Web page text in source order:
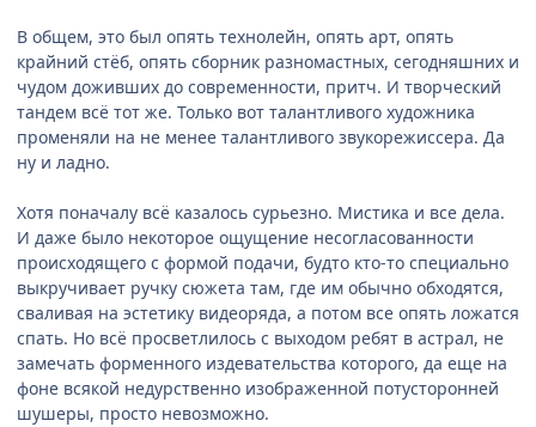
В общем, это был опять технолейн, опять арт, опять
крайний стёб, опять сборник разномастных, сегодняшних и
чудом доживших до современности, притч. И творческий
тандем всё тот же. Только вот талантливого художника
променяли на не менее талантливого звукорежиссера. Да
ну и ладно.
Хотя поначалу всё казалось сурьезно. Мистика и все дела.
И даже было некоторое ощущение несогласованности
происходящего с формой подачи, будто кто-то специально
выкручивает ручку сюжета там, где им обычно обходятся,
сваливая на эстетику видеоряда, а потом все опять ложатся
спать. Но всё просветлилось с выходом ребят в астрал, не
замечать форменного издевательства которого, да еще на
фоне всякой недурственно изображенной потусторонней
шушеры, просто невозможно.